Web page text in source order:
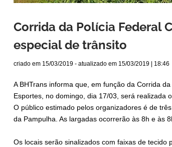
Corrida da Polícia Federal
especial de trânsito
criado em 15/03/2019 - atualizado em 15/03/2019 | 18:46
A BHTrans informa que, em função da Corrida
Esportes, no domingo, dia 17/03, será realizada
O público estimado pelos organizadores é de
da Pampulha. As largadas ocorrerão às 8h e às
Os locais serão sinalizados com faixas de